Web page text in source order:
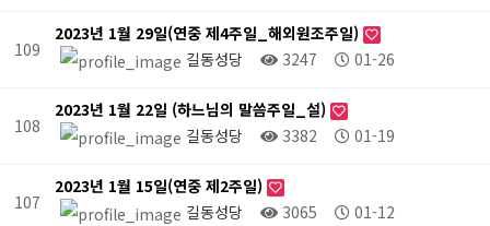
109
2023년 1월 29일(연중 제4주일_해외원조주일)
길동성당
3247 01-26
108
2023년 1월 22일 (하느님의 말씀주일_설)
길동성당
3382 01-19
107
2023년 1월 15일(연중 제2주일)
길동성당
3065 01-12